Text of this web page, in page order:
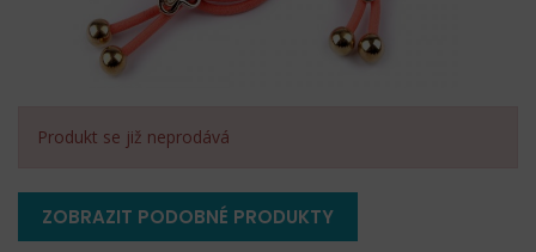
Produkt se již neprodává
ZOBRAZIT PODOBNÉ PRODUKTY